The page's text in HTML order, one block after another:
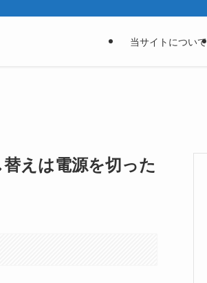
当サイトについて
えは電源を切った